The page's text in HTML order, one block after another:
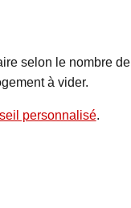
selon le nombre de
à vider.
personnalisé.